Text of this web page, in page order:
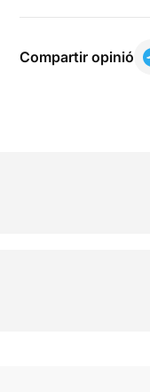
Compartir opinió